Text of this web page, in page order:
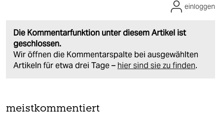
Die Kommentarfunktion unter diesem Artikel ist
geschlossen.
Wir öffnen die Kommentarspalte bei ausgewählten
Artikeln für etwa drei Tage – hier sind sie zu finden.
einloggen
meistkommentiert